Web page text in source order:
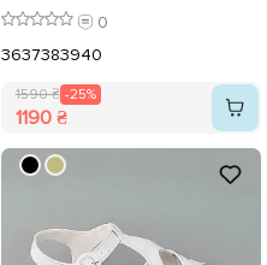
0
3637383940
1590 ₴ -25%
1190 ₴